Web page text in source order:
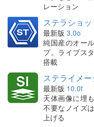
レーション
ステラショッ
最新版 3.0o
純国産のオー
プ。ライブス
搭載
ステライメ
最新版 10.0f
天体画像に埋
不要なノイズ
上げる